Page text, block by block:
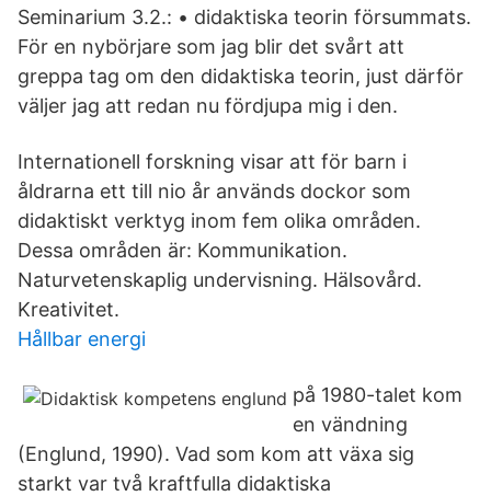
Seminarium 3.2.: • didaktiska teorin försummats.
För en nybörjare som jag blir det svårt att
greppa tag om den didaktiska teorin, just därför
väljer jag att redan nu fördjupa mig i den.
Internationell forskning visar att för barn i
åldrarna ett till nio år används dockor som
didaktiskt verktyg inom fem olika områden.
Dessa områden är: Kommunikation.
Naturvetenskaplig undervisning. Hälsovård.
Kreativitet.
Hållbar energi
på 1980-talet kom
en vändning
(Englund, 1990). Vad som kom att växa sig
starkt var två kraftfulla didaktiska